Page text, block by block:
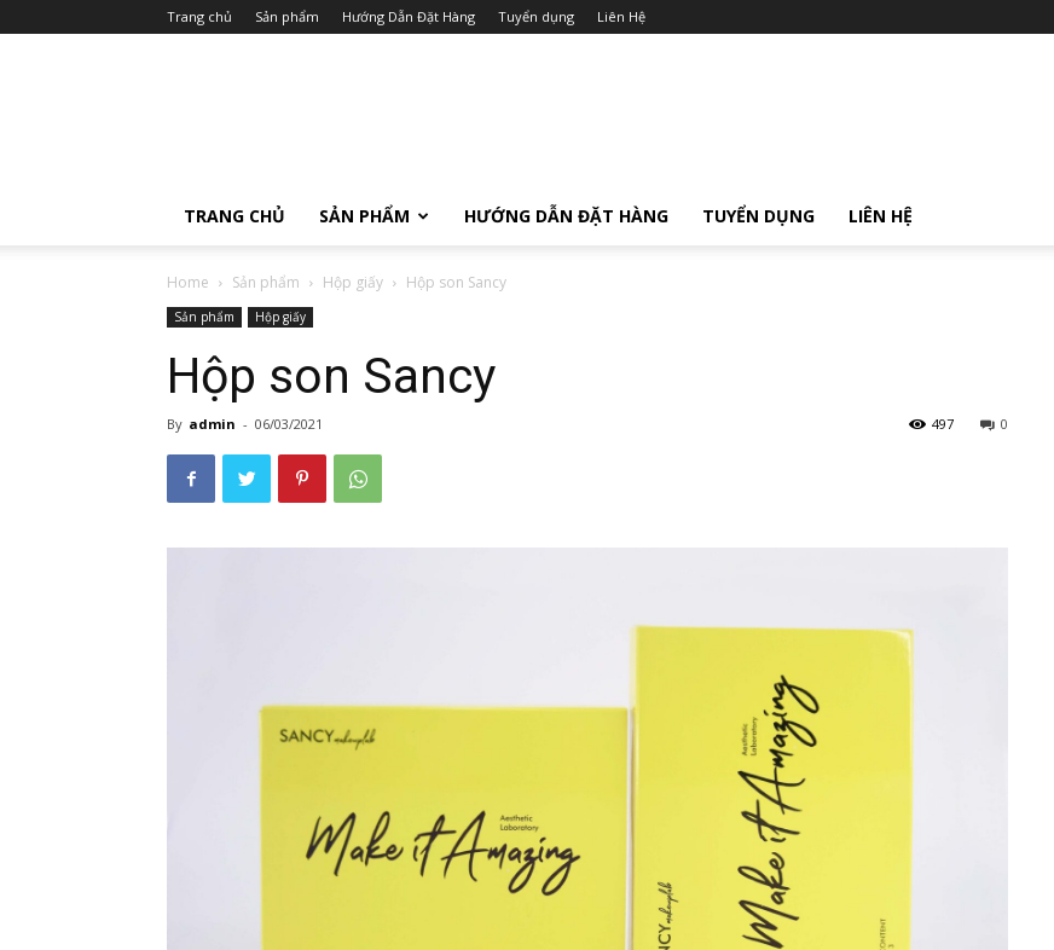
Trang chủ Sản phẩm Hướng Dẫn Đặt Hàng Tuyển dụng Liên Hệ
TRANG CHỦ SẢN PHẨM HƯỚNG DẪN ĐẶT HÀNG TUYỂN DỤNG LIÊN HỆ
Home Sản phẩm Hộp giấy Hộp son Sancy
Sản phẩm Hộp giấy
Hộp son Sancy
By admin - 06/03/2021 0
497